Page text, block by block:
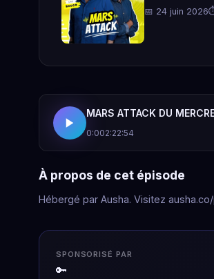
📅 24 juin 2026
MARS ATTACK DU
0:002:22:54
À propos de cet épisode
Hébergé par Ausha. Visitez
SPONSORISÉ PAR
🔑